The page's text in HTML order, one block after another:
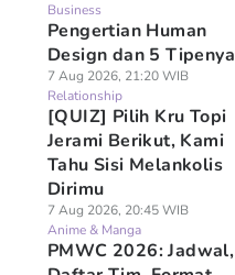
Business
Pengertian Human
Design dan 5 Tipenya
7 Aug 2026, 21:20 WIB
Relationship
[QUIZ] Pilih Kru Topi
Jerami Berikut, Kami
Tahu Sisi Melankolis
Dirimu
7 Aug 2026, 20:45 WIB
Anime & Manga
PMWC 2026: Jadwal,